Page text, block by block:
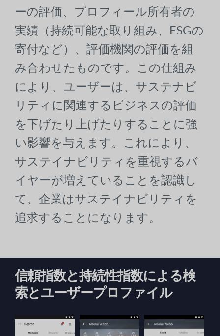
ーの評価、プロフィール所有者の
実績（持続可能な取り組み、ESGの
寄付など）、評価機関の評価を組
み合わせたものです。この仕組み
により、ユーザーは、サステナビ
リティに関連するビジネスの評価
を下げたり上げたりすることに強
い影響を与えます。これにより、
サステイナビリティを重視するバ
イヤーが増えていることを認識し
て、企業はサステイナビリティを
追求することになります。
信頼指数と持続性指数による検
索とユーザープロファイル